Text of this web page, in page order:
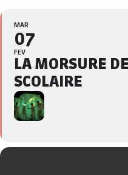
MAR
07
FEV
LA MORSURE
SCOLAIRE